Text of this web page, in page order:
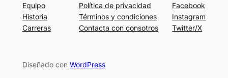
Equipo
Historia
Carreras
Política de privacidad
Términos y condiciones
Contacta con consotros
Facebook
Instagram
Twitter/X
Diseñado con WordPress